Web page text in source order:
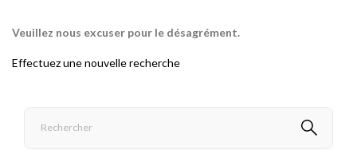
Veuillez nous excuser pour le désagrément.
Effectuez une nouvelle recherche